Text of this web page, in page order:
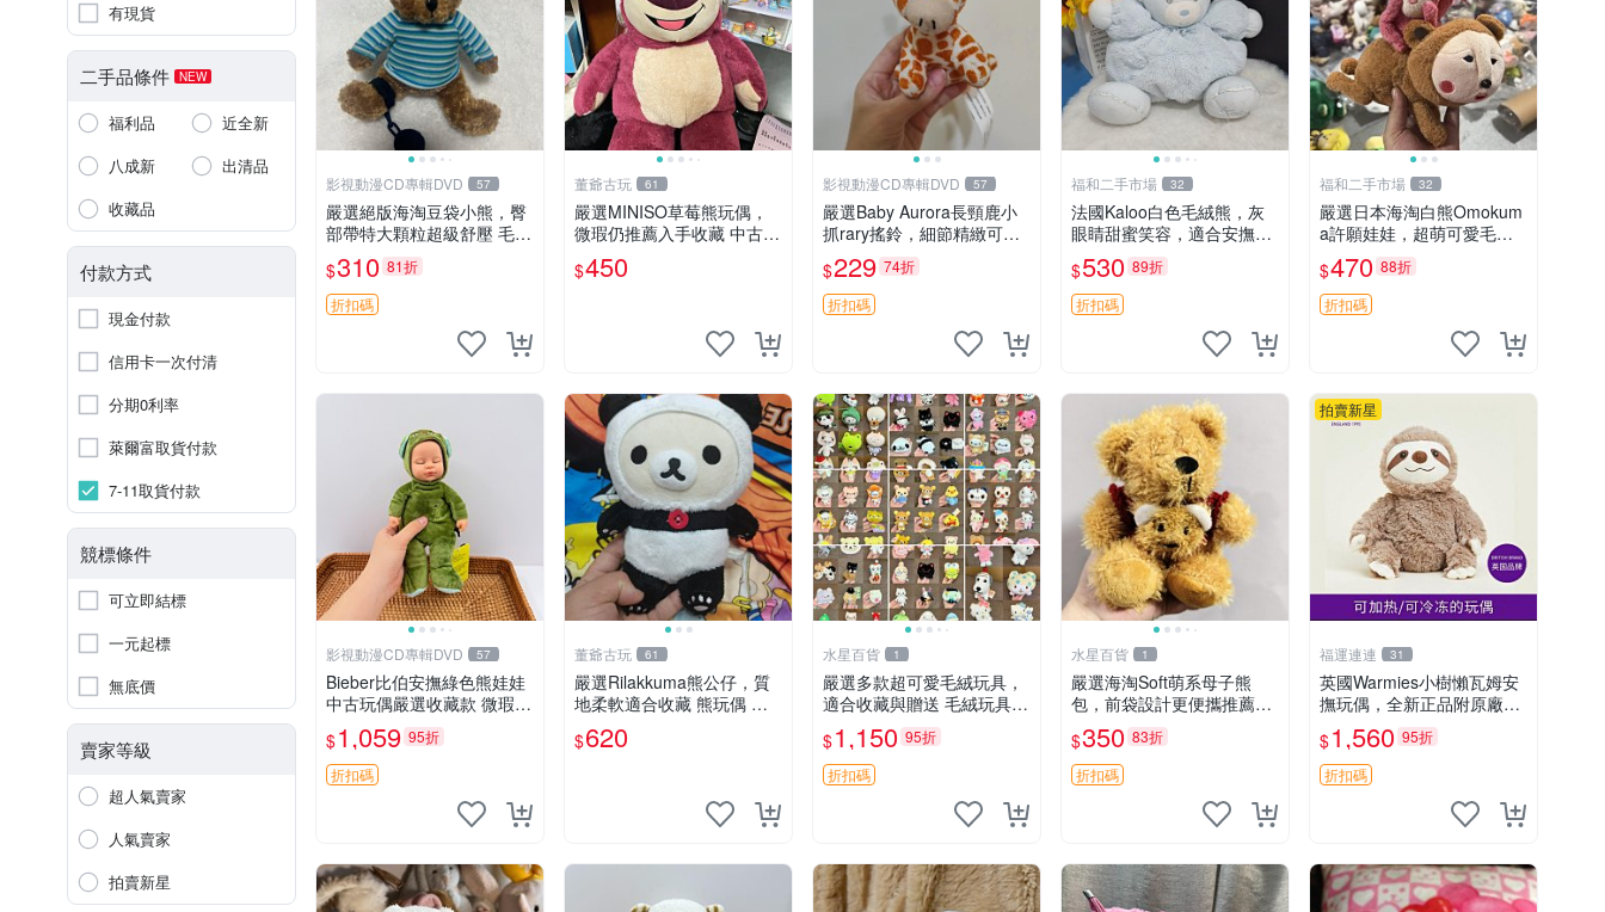
有現貨
二手品條件 NEW
福利品
近全新
八成新
出清品
收藏品
付款方式
現金付款
信用卡一次付清
分期0利率
萊爾富取貨付款
7-11取貨付款
競標條件
可立即結標
一元起標
無底價
賣家等級
超人氣賣家
人氣賣家
拍賣新星
影視動漫CD專輯DVD 57
嚴選絕版海淘豆袋小熊，臀
部帶特大顆粒超級舒壓 毛毛
摸起來格外順滑適合收藏 10
0%棉質 豆袋枕 豆袋、抱
枕、小熊
$310 81折
折扣碼
董爺古玩 61
嚴選MINISO草莓熊玩偶，
微瑕仍推薦入手收藏 中古 M
INISO 草莓熊 玩具 收藏
$450
影視動漫CD專輯DVD 57
嚴選Baby Aurora長頸鹿小
抓rary搖鈴，細節精緻可聆
聽清脆鈴音 軟萌可愛 定制
紀念 金屬搖鈴 新手媽咪推
薦 長頸鹿 抓rary 搖鈴
$229 74折
折扣碼
福和二手市場 32
法國Kaloo白色毛絨熊，灰
眼睛甜蜜笑容，適合安撫逗
趣可愛，柔軟面料手感佳。
14 白色安撫熊 毛絨玩具 寶
寶逗樂具
$530 89折
折扣碼
福和二手市場 32
嚴選日本海淘白熊Omokum
a許願娃娃，超萌可愛毛絨
公仔推薦收藏 白熊 Omoku
ma 毛絨玩具 偽裝娃娃 玩具
擺飾
$470 88折
折扣碼
影視動漫CD專輯DVD 57
Bieber比伯安撫綠色熊娃娃
中古玩偶嚴選收藏款 微瑕輕
度使用 Bieber綠熊娃娃 中
古玩偶 微瑕
$1,059 95折
折扣碼
董爺古玩 61
嚴選Rilakkuma熊公仔，質
地柔軟適合收藏 熊玩偶 柔
軟 公仔 收藏
$620
水星百貨 1
嚴選多款超可愛毛絨玩具，
適合收藏與贈送 毛絨玩具、
抱枕、公仔
$1,150 95折
折扣碼
水星百貨 1
嚴選海淘Soft萌系母子熊
包，前袋設計更便攜推薦收
藏 母子熊 軟綿綿 包包
$350 83折
折扣碼
拍賣新星
福運連連 31
英國Warmies小樹懶瓦姆安
撫玩偶，全新正品附原廠吊
牌與防塵袋，內藏薰衣草可
加熱，適合各個年齡層，冷
暖兩用享受抱抱樂趣，不容
錯過嚴選好物 溫暖 冷感
$1,560 95折
折扣碼